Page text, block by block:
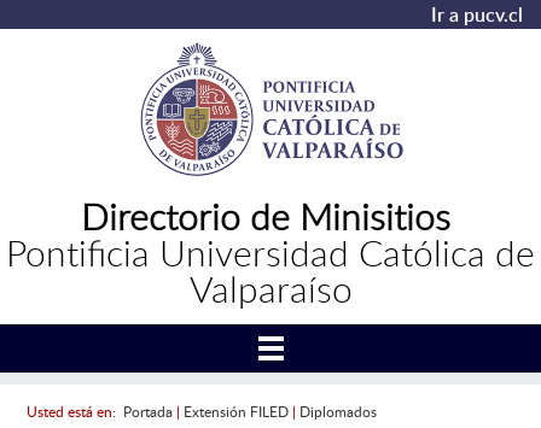
Ir a pucv.cl
Directorio de Minisitios
Pontificia Universidad Católica de
Valparaíso
Usted está en: Portada| Extensión FILED| Diplomados